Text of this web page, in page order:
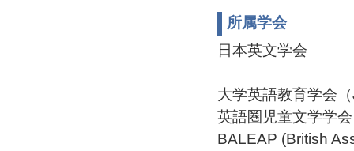
所属学会
日本英文学会
大学英語教育学会
英語圏児童文学学会
BALEAP (British